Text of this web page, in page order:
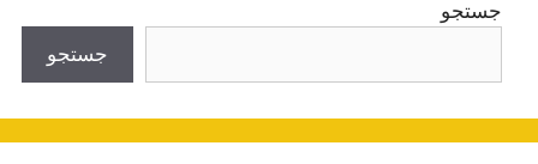
جستجو
جستجو